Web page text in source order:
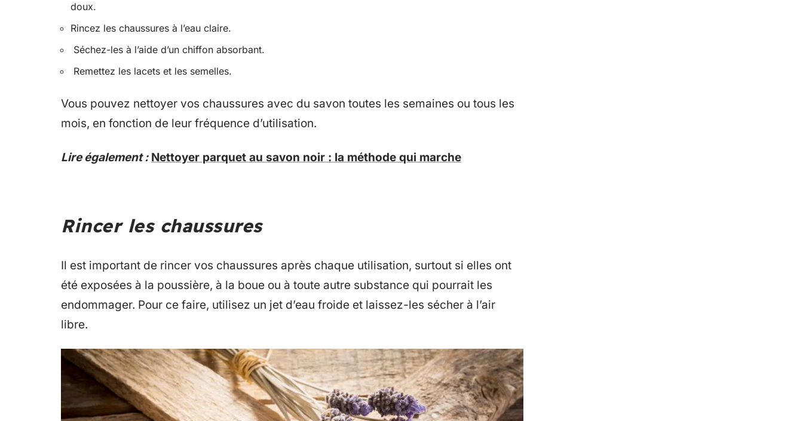
doux.
Rincez les chaussures à l’eau claire.
Séchez-les à l’aide d’un chiffon absorbant.
Remettez les lacets et les semelles.
Vous pouvez nettoyer vos chaussures avec du savon toutes les semaines ou tous les
mois, en fonction de leur fréquence d’utilisation.
Lire également : Nettoyer parquet au savon noir : la méthode qui marche
Rincer les chaussures
Il est important de rincer vos chaussures après chaque utilisation, surtout si elles ont
été exposées à la poussière, à la boue ou à toute autre substance qui pourrait les
endommager. Pour ce faire, utilisez un jet d’eau froide et laissez-les sécher à l’air
libre.